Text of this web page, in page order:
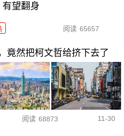
有望翻身
阅读 65657
竟然把柯文哲给挤下去了
阅读 68873 11-30